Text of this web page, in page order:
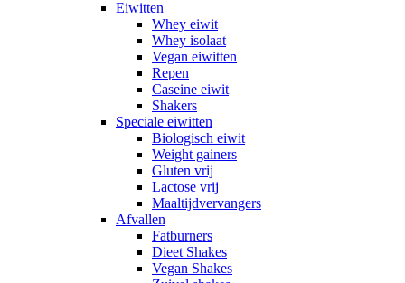
Eiwitten
Whey eiwit
Whey isolaat
Vegan eiwitten
Repen
Caseine eiwit
Shakers
Speciale eiwitten
Biologisch eiwit
Weight gainers
Gluten vrij
Lactose vrij
Maaltijdvervangers
Afvallen
Fatburners
Dieet Shakes
Vegan Shakes